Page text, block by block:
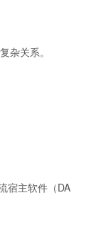
杂关系。
宿主软件（DA